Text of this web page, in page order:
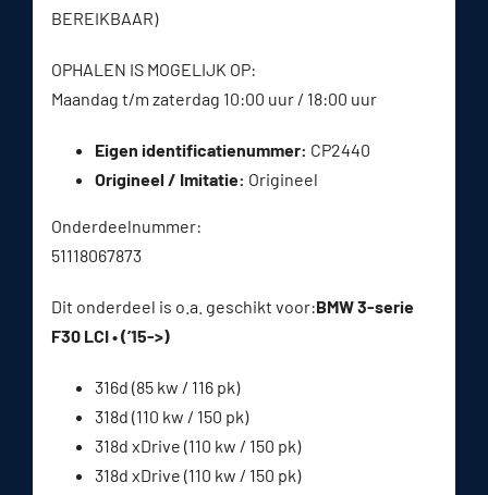
BEREIKBAAR)
OPHALEN IS MOGELIJK OP:
Maandag t/m zaterdag 10:00 uur / 18:00 uur
Eigen identificatienummer: CP2440
Origineel / Imitatie: Origineel
Onderdeelnummer:
51118067873
Dit onderdeel is o.a. geschikt voor:BMW 3-serie
F30 LCI • (’15->)
316d (85 kw / 116 pk)
318d (110 kw / 150 pk)
318d xDrive (110 kw / 150 pk)
318d xDrive (110 kw / 150 pk)